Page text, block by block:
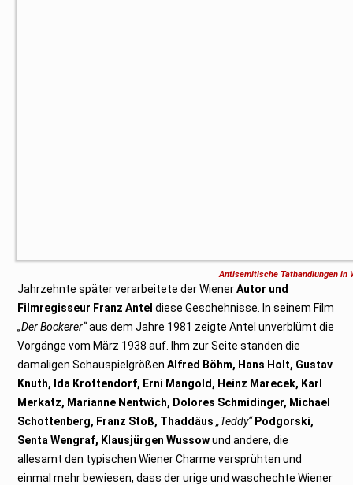
Antisemitische Tathandlungen in
Jahrzehnte später verarbeitete der WienerAutor und
Filmregisseur Franz Anteldiese Geschehnisse. In seinem Film
„Der Bockerer“aus dem Jahre 1981 zeigte Antel unverblümt die
Vorgänge vom März 1938 auf. Ihm zur Seite standen die
damaligen Schauspielgrößen Alfred Böhm, Hans Holt, Gustav
Knuth, Ida Krottendorf, Erni Mangold, Heinz Marecek, Karl
Merkatz, Marianne Nentwich, Dolores Schmidinger, Michael
Schottenberg, Franz Stoß, Thaddäus „Teddy“Podgorski,
Senta Wengraf, Klausjürgen Wussowund andere, die
allesamt den typischen Wiener Charme versprühten und
einmal mehr bewiesen, dass der urige und waschechte Wiener